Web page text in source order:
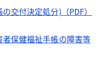
交付決定処分)（PDF）
保健福祉手帳の障害等